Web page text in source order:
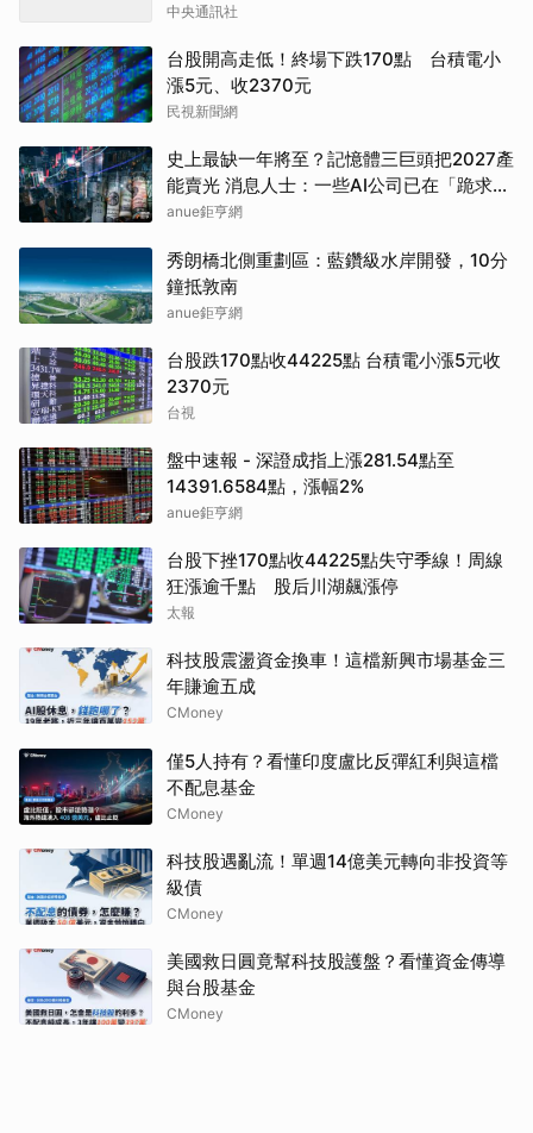
中央通訊社
台股開高走低！終場下跌170點 台積電小
漲5元、收2370元
民視新聞網
史上最缺一年將至？記憶體三巨頭把2027產
能賣光 消息人士：一些AI公司已在「跪求晶
片」
anue鉅亨網
秀朗橋北側重劃區：藍鑽級水岸開發，10分
鐘抵敦南
anue鉅亨網
台股跌170點收44225點 台積電小漲5元收
2370元
台視
盤中速報 - 深證成指上漲281.54點至
14391.6584點，漲幅2%
anue鉅亨網
台股下挫170點收44225點失守季線！周線
狂漲逾千點 股后川湖飆漲停
太報
科技股震盪資金換車！這檔新興市場基金三
年賺逾五成
CMoney
僅5人持有？看懂印度盧比反彈紅利與這檔
不配息基金
CMoney
科技股遇亂流！單週14億美元轉向非投資等
級債
CMoney
美國救日圓竟幫科技股護盤？看懂資金傳導
與台股基金
CMoney